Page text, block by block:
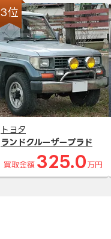
3位
トヨタ
ランドクルーザープラド
買取金額 325.0 万円